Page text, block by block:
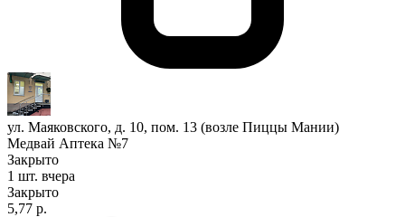
ул. Маяковского, д. 10, пом. 13 (возле Пиццы Мании)
Медвай Аптека №7
Закрыто
1 шт. вчера
Закрыто
5,77 р.